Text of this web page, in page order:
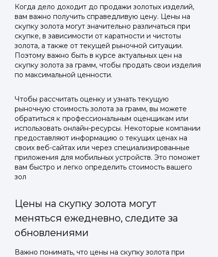
Когда дело доходит до продажи золотых изделий,
вам важно получить справедливую цену. Цены на
скупку золота могут значительно различаться при
скупке, в зависимости от каратности и чистоты
золота, а также от текущей рыночной ситуации.
Поэтому важно быть в курсе актуальных цен на
скупку золота за грамм, чтобы продать свои изделия
по максимальной ценности.
Чтобы рассчитать оценку и узнать текущую
рыночную стоимость золота за грамм, вы можете
обратиться к профессиональным оценщикам или
использовать онлайн-ресурсы. Некоторые компании
предоставляют информацию о текущих ценах на
своих веб-сайтах или через специализированные
приложения для мобильных устройств. Это поможет
вам быстро и легко определить стоимость вашего
зол
Цены на скупку золота могут
меняться ежедневно, следите за
обновлениями
Важно понимать, что цены на скупку золота при